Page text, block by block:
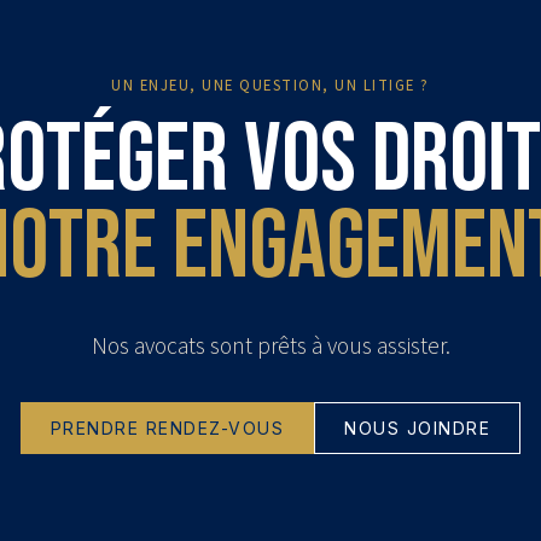
UN ENJEU, UNE QUESTION, UN LITIGE ?
vos
Nos avocats sont prêts à vous assister.
PRENDRE RENDEZ-VOUS NOUS JOINDRE